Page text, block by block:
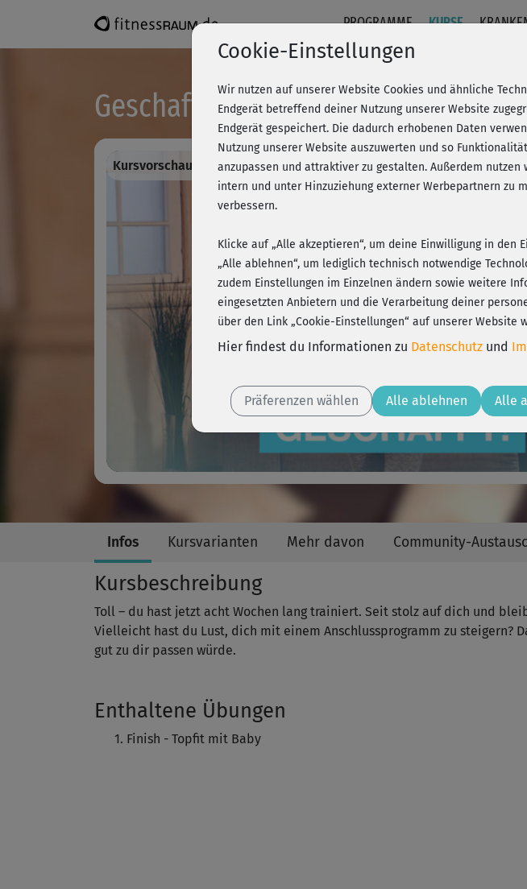
PROGRAMME KURSE
Geschafft - Topfit mit Baby
Play
Video
Kursvorschau - Anmelden und alles trainieren!
Infos Kursvarianten Mehr davon Community-
Kursbeschreibung
Toll – du hast jetzt acht Wochen lang trainiert. Seit stolz auf dich und
Vielleicht hast du Lust, dich mit einem Anschlussprogramm zu steigern?
gut zu dir passen würde.
Enthaltene Übungen
Finish - Topfit mit Baby
Cookie-Einstellungen
Wir nutzen auf unserer Website Cookies und ähnliche
Endgerät betreffend deiner Nutzung unserer Website
Endgerät gespeichert. Die dadurch erhobenen Daten
Nutzung unserer Website auszuwerten und so
anzupassen und attraktiver zu gestalten. Außerdem
intern und unter Hinzuziehung externer Werbepartnern zu
verbessern.
Klicke auf „Alle akzeptieren“, um deine Einwilligung in
„Alle ablehnen“, um lediglich technisch notwendige
zudem Einstellungen im Einzelnen ändern sowie weitere
eingesetzten Anbietern und die Verarbeitung deiner
über den Link „Cookie-Einstellungen“ auf unserer Website
Hier findest du Informationen zu Datenschutz und
Präferenzen wählen Alle ablehnen Alle